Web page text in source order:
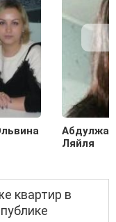
Ляйля
квартир в